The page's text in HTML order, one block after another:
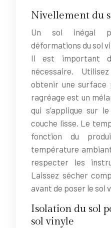
Nivellement du
Un sol inégal
déformations du sol
Il est important
nécessaire.
obtenir une surface
ragréage est un
qui s’applique sur
couche lisse. Le
fonction du
température
respecter les
Laissez sécher
avant de poser le sol
Isolation du sol
sol vinyle